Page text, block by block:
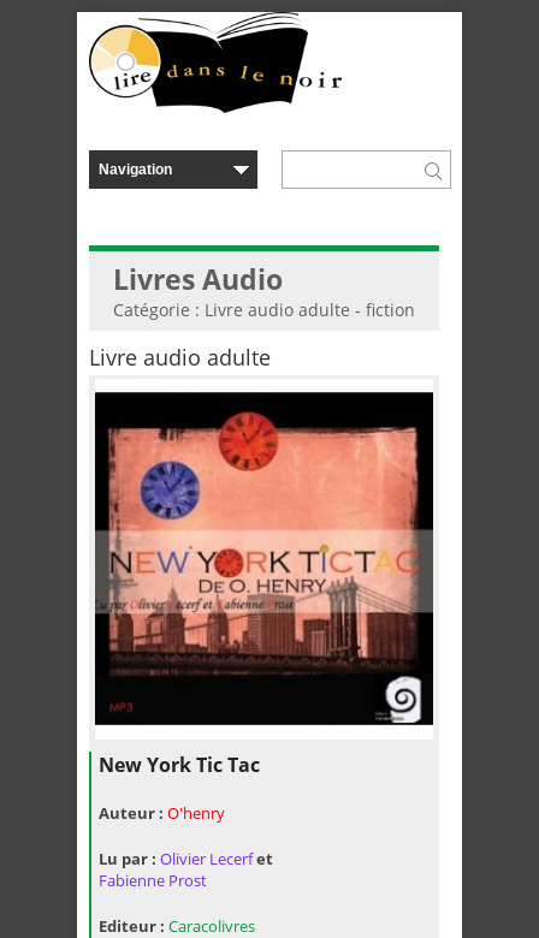
Livres Audio
Catégorie : Livre audio adulte - fiction
Livre audio adulte
New York Tic Tac
Auteur : O'henry
Lu par : Olivier Lecerfet
Fabienne Prost
Editeur : Caracolivres